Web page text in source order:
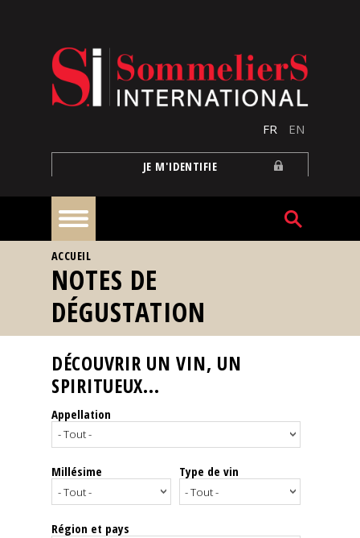
FR EN
JE M'IDENTIFIE
À
la
une
Reportages
Nos
Spiritueux
Notes
dégustation
VOUS ÊTES ICI
ACCUEIL
NOTES DE
DÉGUSTATION
DÉCOUVRIR UN VIN, UN
SPIRITUEUX...
Appellation
Millésime Type de vin
Région et pays